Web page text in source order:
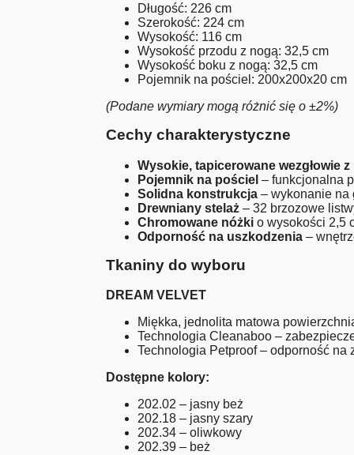
Długość: 226 cm
Szerokość: 224 cm
Wysokość: 116 cm
Wysokość przodu z nogą: 32,5 cm
Wysokość boku z nogą: 32,5 cm
Pojemnik na pościel: 200x200x20 cm
(Podane wymiary mogą różnić się o ±2%)
Cechy charakterystyczne
Wysokie, tapicerowane wezgłowie
Pojemnik na pościel – funkcjonalna
Solidna konstrukcja – wykonanie na
Drewniany stelaż – 32 brzozowe
Chromowane nóżki o wysokości 2,5
Odporność na uszkodzenia –
Tkaniny do wyboru
DREAM VELVET
Miękka, jednolita matowa
Technologia Cleanaboo –
Technologia Petproof – odporność
Dostępne kolory:
202.02 – jasny beż
202.18 – jasny szary
202.34 – oliwkowy
202.39 – beż